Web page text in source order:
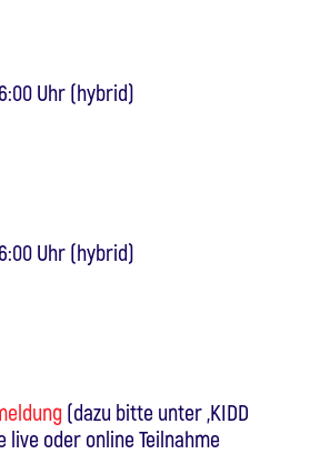
Uhr (hybrid)
Uhr (hybrid)
(dazu bitte unter „KIDD
live oder online Teilnahme